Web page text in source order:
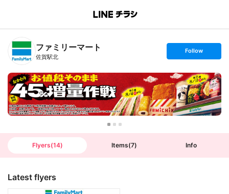
B
n
T
ファミリーマート
佐賀駅北
s
t
o
l
l
o
w
Follow
Flyers(14) Items(7) Info
Latest flyers